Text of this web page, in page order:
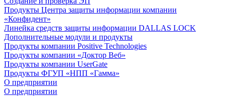
Продукты Центра защиты информации компании
«Конфидент»
Линейка средств защиты информации DALLAS LOCK
Дополнительные модули и продукты
Продукты компании Positive Technologies
Продукты компании «Доктор Веб»
Продукты компании UserGate
Продукты ФГУП «НПП «Гамма»
О предприятии
О предприятии